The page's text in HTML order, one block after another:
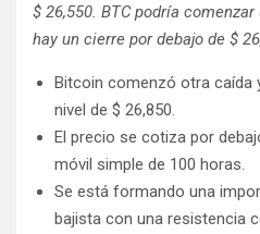
$ 26,550. BTC podría
hay un cierre por debajo de $
Bitcoin comenzó otra caída
nivel de $ 26,850.
El precio se cotiza por
móvil simple de 100 horas.
Se está formando una
bajista con una resistencia